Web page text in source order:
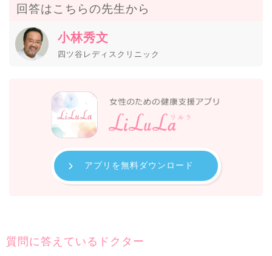
回答はこちらの先生から
小林秀文
四ツ谷レディスクリニック
アプリを無料ダウンロード
質問に答えているドクター